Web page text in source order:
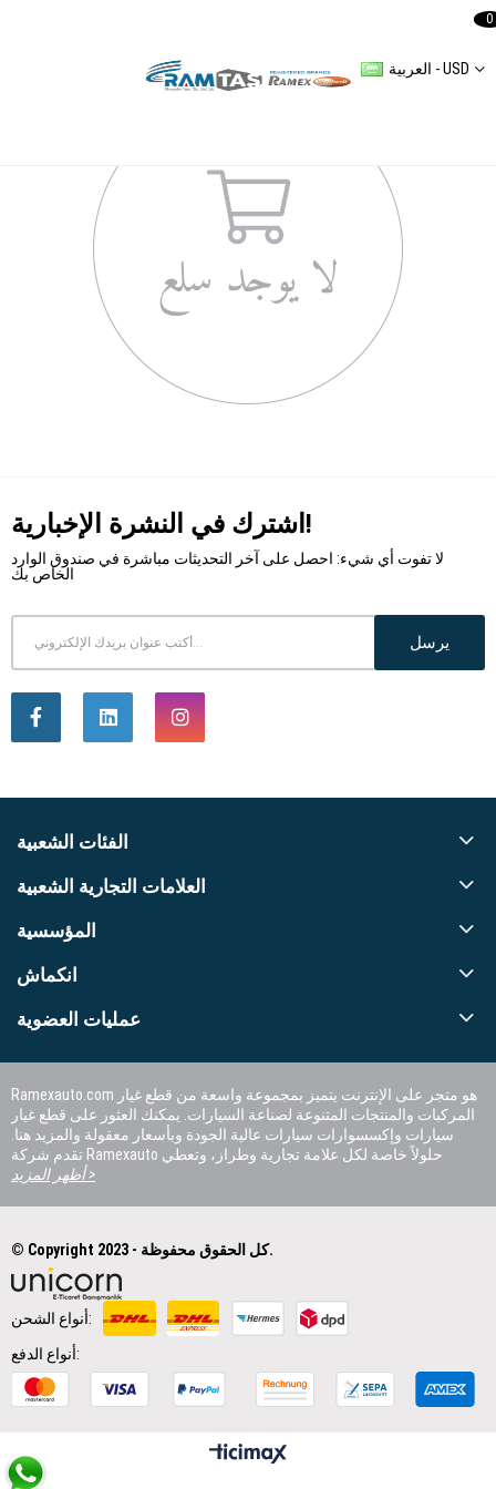
العربية - USD
0
اشترك في النشرة الإخبارية!
لا تفوت أي شيء: احصل على آخر التحديثات مباشرة في صندوق الوارد
الخاص بك
يرسل
الفئات الشعبية
العلامات التجارية الشعبية
المؤسسية
انكماش
عمليات العضوية
Ramexauto.com هو متجر على الإنترنت يتميز بمجموعة واسعة من قطع غيار
المركبات والمنتجات المتنوعة لصناعة السيارات. يمكنك العثور على قطع غيار
سيارات وإكسسوارات سيارات عالية الجودة وبأسعار معقولة والمزيد هنا.
تقدم شركة Ramexauto حلولاً خاصة لكل علامة تجارية وطراز، وتعطي
أظهر المزيد >
© Copyright 2023 - كل الحقوق محفوظة.
أنواع الشحن:
أنواع الدفع: